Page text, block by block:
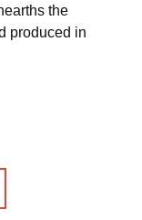
the
produced in